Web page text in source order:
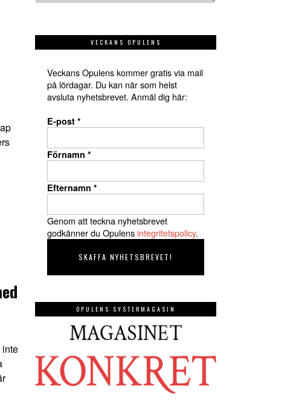
inte
VECKANS OPULENS
Veckans Opulens kommer gratis via mail
på lördagar. Du kan när som helst
avsluta nyhetsbrevet. Anmäl dig här:
E-post *
Förnamn *
Efternamn *
Genom att teckna nyhetsbrevet
godkänner du Opulensintegritetspolicy.
OPULENS SYSTERMAGASIN